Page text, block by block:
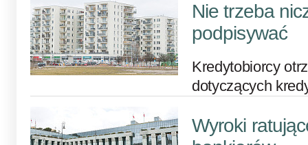
Nie trzeba
podpisywać
Kredytobiorcy
dotyczących
Wyroki